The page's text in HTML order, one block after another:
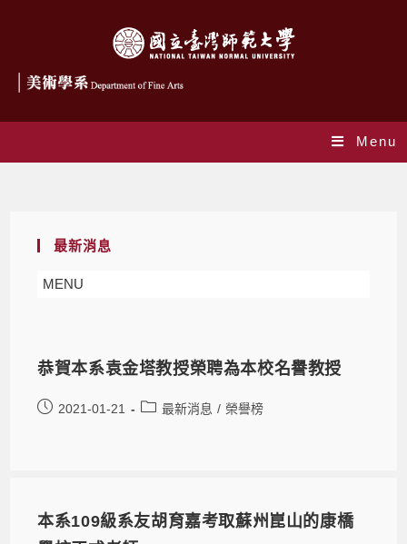
Menu
最新消息
MENU
恭賀本系袁金塔教授榮聘為本校名譽教授
2021-01-21 最新消息 / 榮譽榜
本系109級系友胡育嘉考取蘇州崑山的康橋